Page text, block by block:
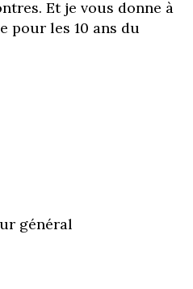
Et je vous donne à
pour les 10 ans du
général